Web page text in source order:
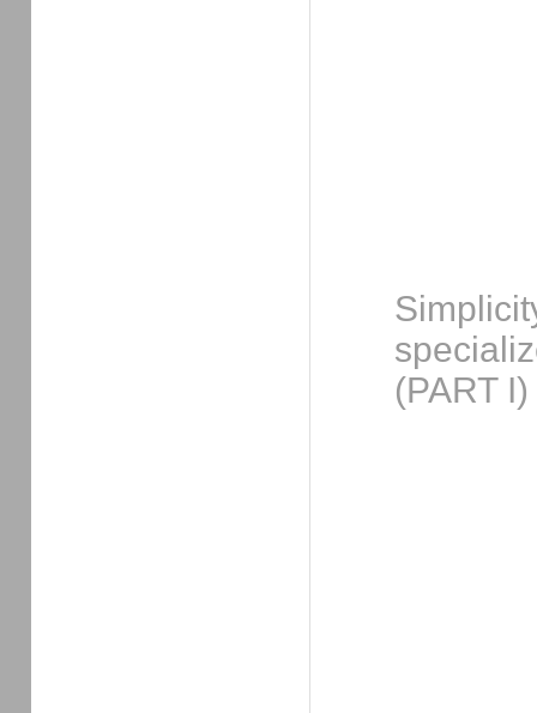
(PART I)